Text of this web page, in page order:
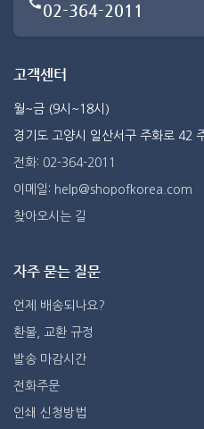
02-364-2011
고객센터
월~금 (9시~18시)
경기도 고양시 일산서구 주화로 42
전화: 02-364-2011
이메일: help@shopofkorea.com
찾아오시는 길
자주 묻는 질문
언제 배송되나요?
환불, 교환 규정
발송 마감시간
전화주문
인쇄 신청방법